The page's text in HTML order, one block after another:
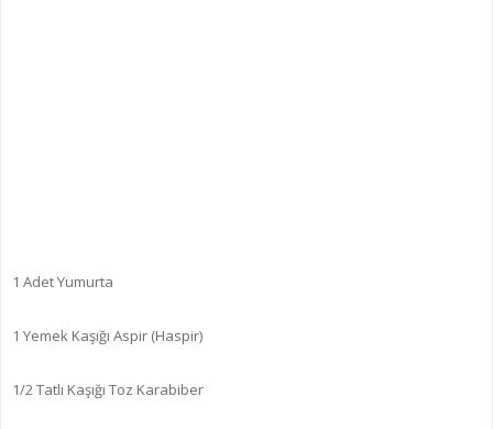
1 Adet Yumurta
1 Yemek Kaşığı Aspir (Haspir)
1/2 Tatlı Kaşığı Toz Karabiber